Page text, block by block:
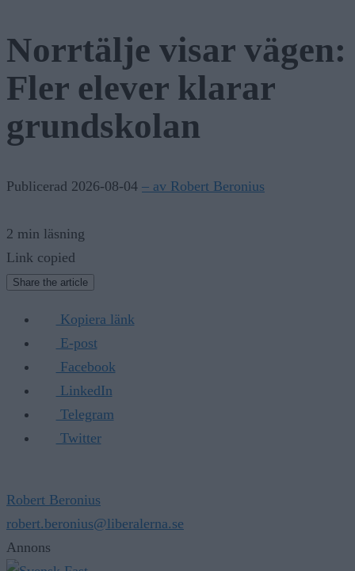
Norrtälje visar vägen:
Fler elever klarar
grundskolan
Publicerad 2026-08-04 – av Robert Beronius
2 min läsning
Link copied
Share the article
Kopiera länk
E-post
Facebook
LinkedIn
Telegram
Twitter
Robert Beronius
robert.beronius@liberalerna.se
Annons